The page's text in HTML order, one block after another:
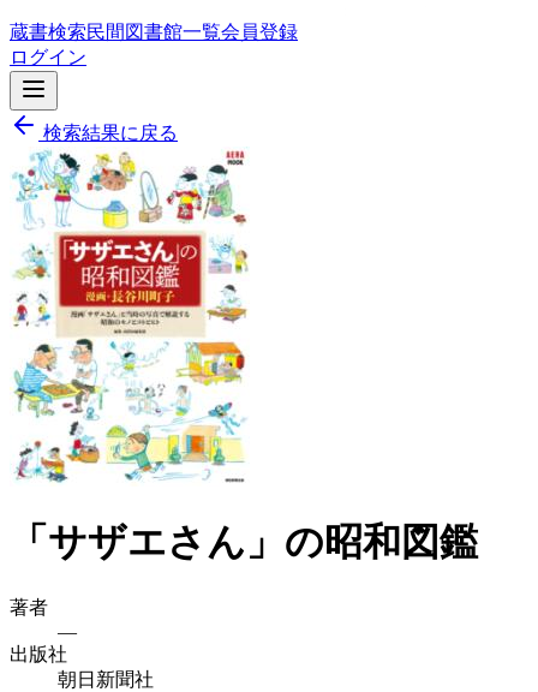
蔵書検索民間図書館一覧会員登録
ログイン
検索結果に戻る
「サザエさん」の昭和図鑑
著者
—
出版社
朝日新聞社